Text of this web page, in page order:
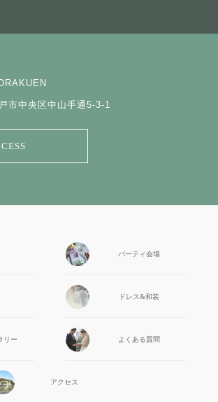
市中央区中山手通5-3-1
パーティ会場
ドレス&和装
リー よくある質問
アクセス